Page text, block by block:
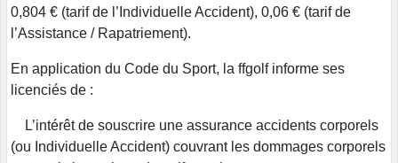
0,804 € (tarif de l’Individuelle Accident), 0,06 € (tarif de
l’Assistance / Rapatriement).
En application du Code du Sport, la ffgolf informe ses
licenciés de :
L’intérêt de souscrire une assurance accidents corporels
(ou Individuelle Accident) couvrant les dommages corporels